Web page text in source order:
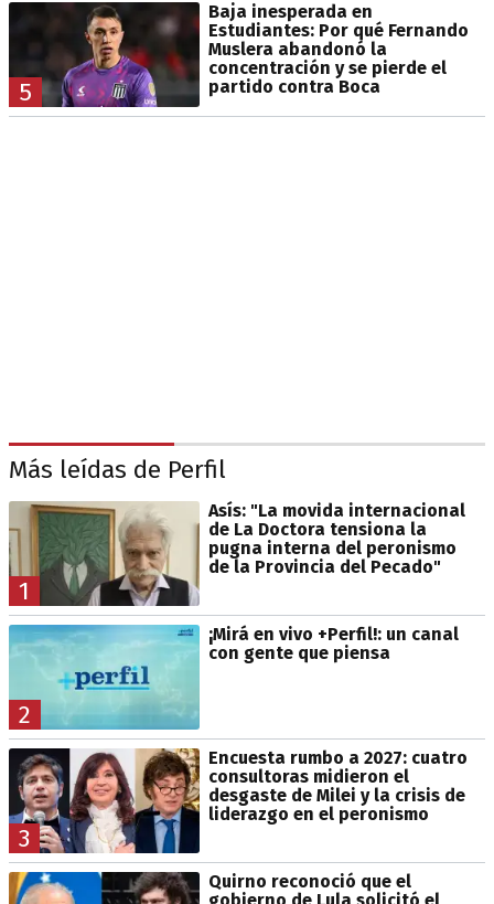
5
Baja inesperada en
Estudiantes: Por qué Fernando
Muslera abandonó la
concentración y se pierde el
partido contra Boca
Más leídas de Perfil
1
Asís: "La movida internacional
de La Doctora tensiona la
pugna interna del peronismo
de la Provincia del Pecado"
2
¡Mirá en vivo +Perfil!: un canal
con gente que piensa
3
Encuesta rumbo a 2027: cuatro
consultoras midieron el
desgaste de Milei y la crisis de
liderazgo en el peronismo
Quirno reconoció que el